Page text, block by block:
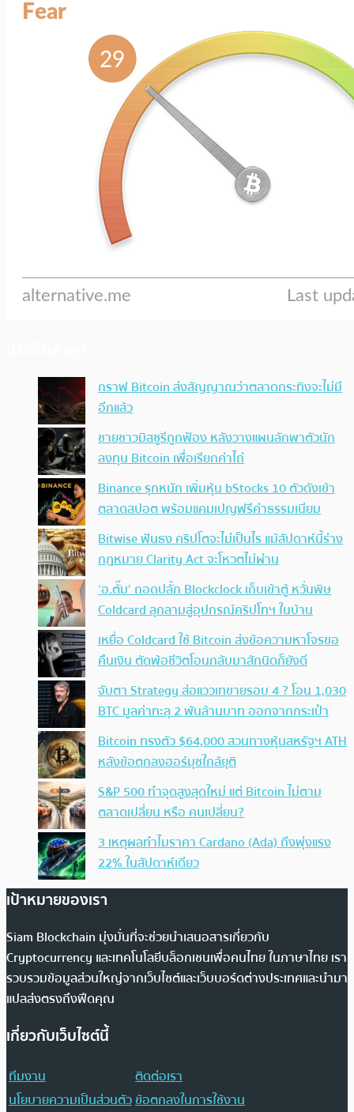
กราฟ Bitcoin ส่งสัญญาณว่าตลาดกระทิงจะไม่มี
อีกแล้ว
ชายชาวมิสซูรีถูกฟ้อง หลังวางแผนลักพาตัวนัก
ลงทุน Bitcoin เพื่อเรียกค่าไถ่
Binance รุกหนัก เพิ่มหุ้น bStocks 10 ตัวดังเข้า
ตลาดสปอต พร้อมแคมเปญฟรีค่าธรรมเนียม
Bitwise ฟันธง คริปโตจะไม่เป็นไร แม้สัปดาห์นี้ร่าง
กฎหมาย Clarity Act จะโหวตไม่ผ่าน
‘อ.ตั๊ม’ ถอดปลั้ก Blockclock เก็บเข้าตู้ หวั่นพิษ
Coldcard ลุกลามสู่อุปกรณ์คริปโทฯ ในบ้าน
เหยื่อ Coldcard ใช้ Bitcoin ส่งข้อความหาโจรขอ
คืนเงิน ตัดพ้อชีวิตโอนกลับมาสักนิดก็ยังดี
จับตา Strategy ส่อแววเทขายรอบ 4 ? โอน 1,030
BTC มูลค่าทะลุ 2 พันล้านบาท ออกจากกระเป๋า
Bitcoin ทรงตัว $64,000 สวนทางหุ้นสหรัฐฯ ATH
หลังข้อตกลงฮอร์มุซใกล้ยุติ
S&P 500 ทำจุดสูงสุดใหม่ แต่ Bitcoin ไม่ตาม
ตลาดเปลี่ยน หรือ คนเปลี่ยน?
3 เหตุผลทำไมราคา Cardano (Ada) ถึงพุ่งแรง
22% ในสัปดาห์เดียว
เป้าหมายของเรา
Siam Blockchain มุ่งมั่นที่จะช่วยนำเสนอสารเกี่ยวกับ
Cryptocurrency และเทคโนโลยีบล็อกเชนเพื่อคนไทย ในภาษาไทย เรา
รวบรวมข้อมูลส่วนใหญ่จากเว็บไซต์และเว็บบอร์ดต่างประเทศและนำมา
แปลส่งตรงถึงฟีดคุณ
เกี่ยวกับเว็บไซต์นี้
ทีมงาน
ติดต่อเรา
นโยบายความเป็นส่วนตัวข้อตกลงในการใช้งาน